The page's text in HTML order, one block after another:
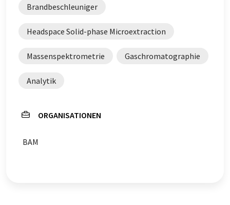
Brandbeschleuniger
Headspace Solid-phase Microextraction
Massenspektrometrie Gaschromatographie
Analytik
ORGANISATIONEN
BAM